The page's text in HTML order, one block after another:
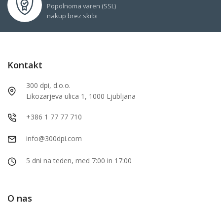
Popolnoma varen (SSL)
nakup brez skrbi
Kontakt
300 dpi, d.o.o.
Likozarjeva ulica 1, 1000 Ljubljana
+386 1 77 77 710
info@300dpi.com
5 dni na teden, med 7:00 in 17:00
O nas